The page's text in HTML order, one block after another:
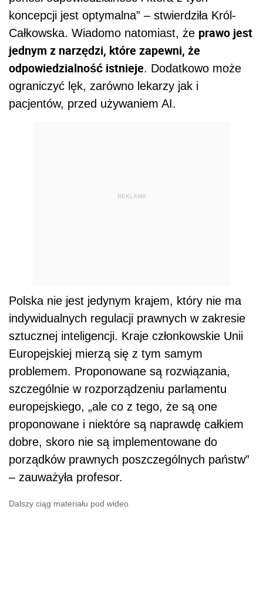
koncepcji jest optymalna” – stwierdziła Król-
Całkowska. Wiadomo natomiast, że prawo jest
jednym z narzędzi, które zapewni, że
odpowiedzialność istnieje. Dodatkowo może
ograniczyć lęk, zarówno lekarzy jak i
pacjentów, przed używaniem AI.
REKLAMA
Polska nie jest jedynym krajem, który nie ma
indywidualnych regulacji prawnych w zakresie
sztucznej inteligencji. Kraje członkowskie Unii
Europejskiej mierzą się z tym samym
problemem. Proponowane są rozwiązania,
szczególnie w rozporządzeniu parlamentu
europejskiego, „ale co z tego, że są one
proponowane i niektóre są naprawdę całkiem
dobre, skoro nie są implementowane do
porządków prawnych poszczególnych państw”
– zauważyła profesor.
Dalszy ciąg materiału pod wideo